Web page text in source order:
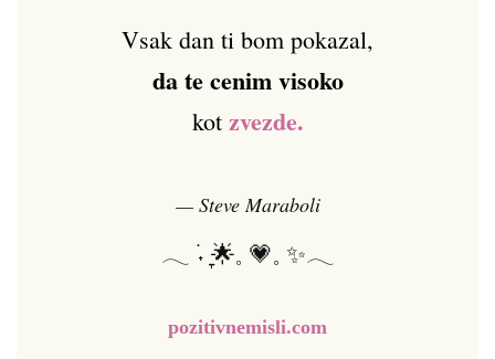
Vsak dan ti bom pokazal,
da te cenim visoko
kot zvezde.
— Steve Maraboli
𓂃 ࣪˖ ִֶָ🌟𓈒 💗𓈒 ✨𓂃
pozitivnemisli.com